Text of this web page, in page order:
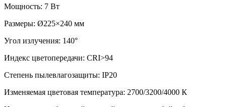
Мощность: 7 Вт
Размеры: Ø225×240 мм
Угол излучения: 140°
Индекс цветопередачи: CRI>94
Степень пылевлагозащиты: IP20
Изменяемая цветовая температура: 2700/3200/4000 К